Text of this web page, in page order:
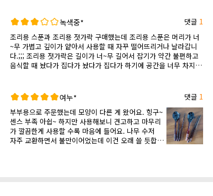
녹색중* 댓글 1
조리용 스푼과 조리용 젓가락 구매했는데 조리용 스푼은 머리가 너
~무 가볍고 깊이가 얕아서 사용할 때 자꾸 떨어뜨리거나 날라갑니
다.;;; 조리용 젓가락은 길이가 너~무 길어서 잡기가 약간 불편하고
음식할 때 놨다가 집다가 놨다가 집다가 하기에 공간을 너무 차지
여누* 댓글 1
부부용으로 주문했는데 모양이 다른 게 왔어요. 힝구~
센스 부족 아쉽~ 하지만 사용해보니 견고하고 마무리
가 깔끔한게 사용할 수록 마음에 들어요. 나무 수저
자주 교환하면서 불만이어었는데 이건 오래 쓸 듯합니